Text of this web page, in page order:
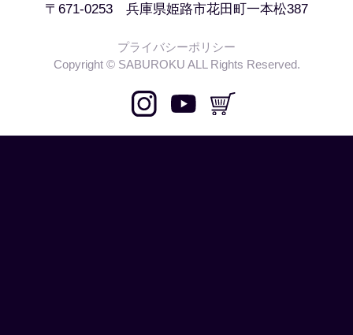
〒671-0253 兵庫県姫路市花田町一本松387
プライバシーポリシー
Copyright © SABUROKU ALL Rights Reserved.